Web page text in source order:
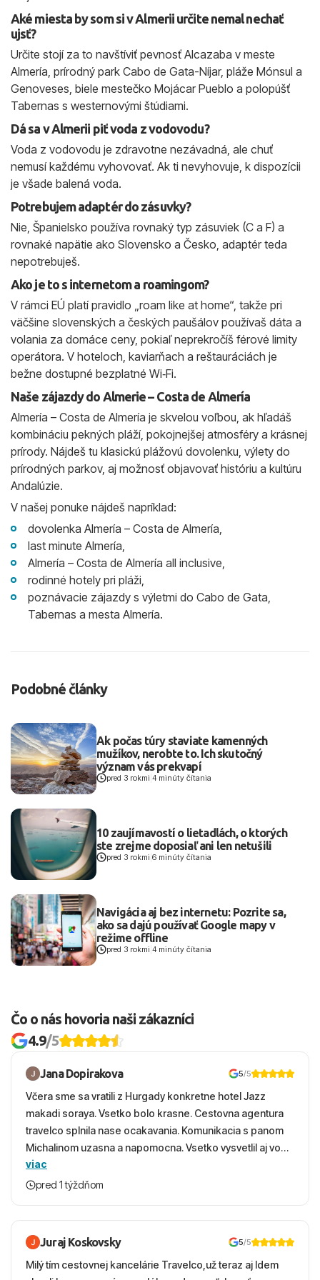
Aké miesta by som si v Almerii určite nemal nechať
ujsť?
Určite stojí za to navštíviť pevnosť Alcazaba v meste
Almería, prírodný park Cabo de Gata-Níjar, pláže Mónsul a
Genoveses, biele mestečko Mojácar Pueblo a polopúšť
Tabernas s westernovými štúdiami.
Dá sa v Almerii piť voda z vodovodu?
Voda z vodovodu je zdravotne nezávadná, ale chuť
nemusí každému vyhovovať. Ak ti nevyhovuje, k dispozícii
je všade balená voda.
Potrebujem adaptér do zásuvky?
Nie, Španielsko používa rovnaký typ zásuviek (C a F) a
rovnaké napätie ako Slovensko a Česko, adaptér teda
nepotrebuješ.
Ako je to s internetom a roamingom?
V rámci EÚ platí pravidlo „roam like at home“, takže pri
väčšine slovenských a českých paušálov používaš dáta a
volania za domáce ceny, pokiaľ neprekročíš férové limity
operátora. V hoteloch, kaviarňach a reštauráciách je
bežne dostupné bezplatné Wi‑Fi.
Naše zájazdy do Almerie – Costa de Almería
Almería – Costa de Almería je skvelou voľbou, ak hľadáš
kombináciu pekných pláží, pokojnejšej atmosféry a krásnej
prírody. Nájdeš tu klasickú plážovú dovolenku, výlety do
prírodných parkov, aj možnosť objavovať históriu a kultúru
Andalúzie.
V našej ponuke nájdeš napríklad:
dovolenka Almería – Costa de Almería,
last minute Almería,
Almería – Costa de Almería all inclusive,
rodinné hotely pri pláži,
poznávacie zájazdy s výletmi do Cabo de Gata,
Tabernas a mesta Almería.
Podobné články
Ak počas túry staviate kamenných
mužíkov, nerobte to. Ich skutočný
význam vás prekvapí
pred 3 rokmi 4 minúty čítania
10 zaujímavostí o lietadlách, o ktorých
ste zrejme doposiaľ ani len netušili
pred 3 rokmi 6 minúty čítania
Navigácia aj bez internetu: Pozrite sa,
ako sa dajú používať Google mapy v
režime offline
pred 3 rokmi 4 minúty čítania
Čo o nás hovoria naši zákazníci
4.9/5
Jana Dopirakova 5/5
Včera sme sa vratili z Hurgady konkretne hotel Jazz
makadi soraya. Vsetko bolo krasne. Cestovna agentura
travelco splnila nase ocakavania. Komunikacia s panom
Michalinom uzasna a napomocna. Vsetko vysvetlil aj vo
vecernych hodinach zaco sa ospravedlnujem. Hotel
krasny, cisty. Sluzby top. Strava, prostredie, more,
viac
pred 1 týždňom
Juraj Koskovsky 5/5
Milý tím cestovnej kancelárie Travelco,už teraz aj Idem